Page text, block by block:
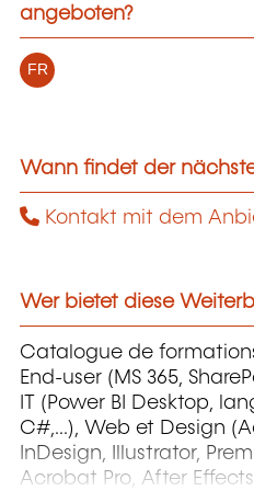
angeboten?
FR
Wann findet der
Kontakt mit dem
Wer bietet diese
Catalogue de
End-user (MS 365,
IT (Power BI Desktop,
C#,...), Web et Design
InDesign, Illustrator,
Acrobat Pro, After